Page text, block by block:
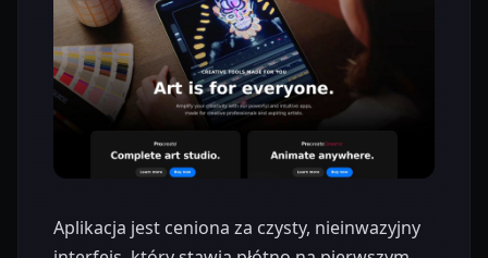
Aplikacja jest ceniona za czysty, nieinwazyjny